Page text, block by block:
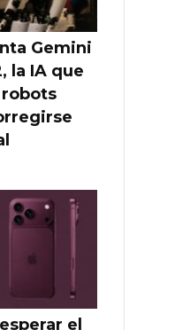
Gemini
la IA que
el